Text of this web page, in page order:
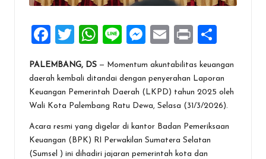
F
ce
b
o
o
k
T
tt
er
W
at
s
A
p
p
Li
e
M
se
n
g
er
E
ai
l
Pr
t
ar
e
PALEMBANG, DS — Momentum akuntabilitas keuangan
daerah kembali ditandai dengan penyerahan Laporan
Keuangan Pemerintah Daerah (LKPD) tahun 2025 oleh
Wali Kota Palembang Ratu Dewa, Selasa (31/3/2026).
‎Acara resmi yang digelar di kantor Badan Pemeriksaan
Keuangan (BPK) RI Perwakilan Sumatera Selatan
(Sumsel ) ini dihadiri jajaran pemerintah kota dan